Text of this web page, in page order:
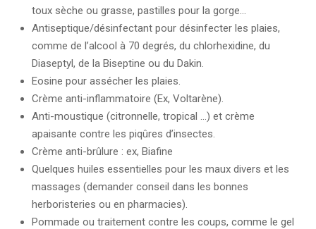
toux sèche ou grasse, pastilles pour la gorge…
Antiseptique/désinfectant pour désinfecter les plaies,
comme de l’alcool à 70 degrés, du chlorhexidine, du
Diaseptyl, de la Biseptine ou du Dakin.
Eosine pour assécher les plaies.
Crème anti-inflammatoire (Ex, Voltarène).
Anti-moustique (citronnelle, tropical …) et crème
apaisante contre les piqûres d’insectes.
Crème anti-brûlure : ex, Biafine
Quelques huiles essentielles pour les maux divers et les
massages (demander conseil dans les bonnes
herboristeries ou en pharmacies).
Pommade ou traitement contre les coups, comme le gel